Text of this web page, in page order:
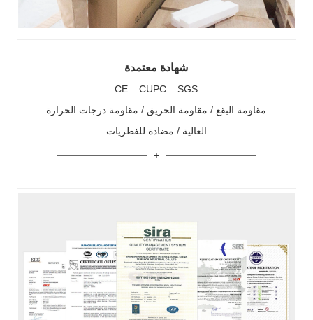
شهادة معتمدة
CE CUPC SGS
مقاومة البقع / مقاومة الحريق / مقاومة درجات الحرارة
العالية / مضادة للفطريات